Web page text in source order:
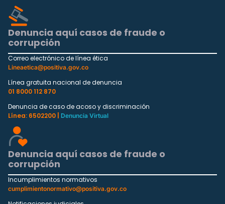
Denuncia aquí casos de fraude o
corrupción
Correo electrónico de línea ética
Lineaetica@positiva.gov.co
Línea gratuita nacional de denuncia
01 8000 112 870
Denuncia de caso de acoso y discriminación
Línea: 6502200 |
Denuncia Virtual
Denuncia aquí casos de fraude o
corrupción
Incumplimientos normativos
cumplimientonormativo@positiva.gov.co